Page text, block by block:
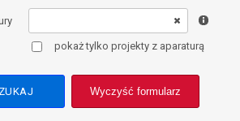
pokaż tylko projekty z aparaturą
Wyczyść formularz